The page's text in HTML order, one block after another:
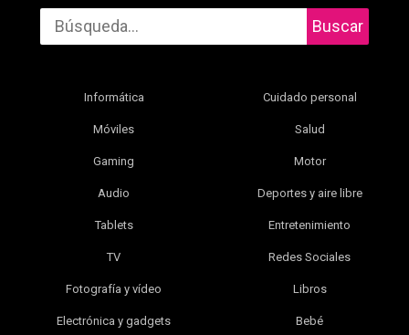
Buscar
Informática
Móviles
Gaming
Audio
Tablets
TV
Fotografía y vídeo
Electrónica y gadgets
Cuidado personal
Salud
Motor
Deportes y aire libre
Entretenimiento
Redes Sociales
Libros
Bebé